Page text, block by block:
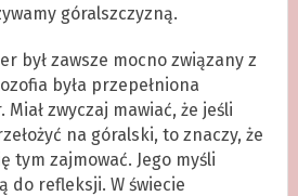
góralszczyzną.
był zawsze mocno związany z
była przepełniona
zwyczaj mawiać, że jeśli
na góralski, to znaczy, że
tym zajmować. Jego myśli
do refleksji. W świecie